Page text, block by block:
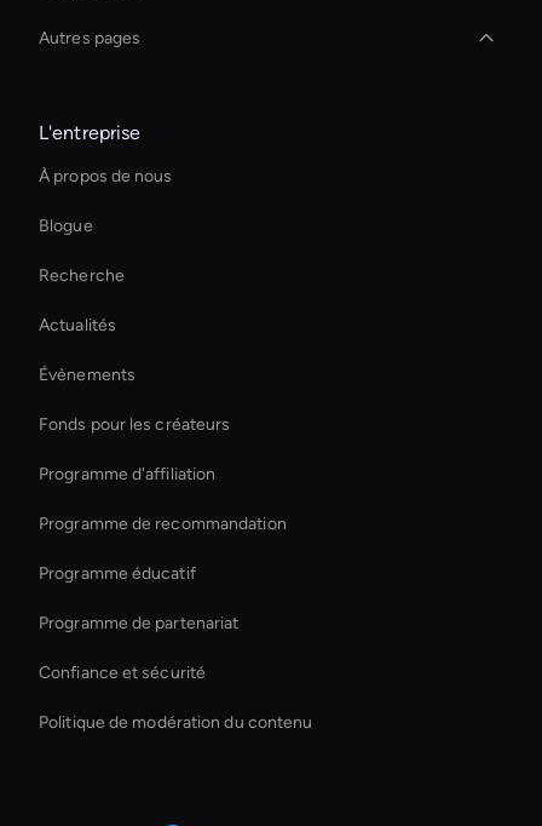
Autres pages
Interactive Hologram
Holographic Display Ai
Outil de transcription vidéo AI
Éditeur vidéo AI Sports
Virtual Spokesperson For Branding
Outil de débruitage vidéo AI
Holographic Virtual Assistant
L'entreprise
À propos de nous
Blogue
Recherche
Actualités
Évènements
Fonds pour les créateurs
Programme d'affiliation
Programme de recommandation
Programme éducatif
Programme de partenariat
Confiance et sécurité
Politique de modération du contenu